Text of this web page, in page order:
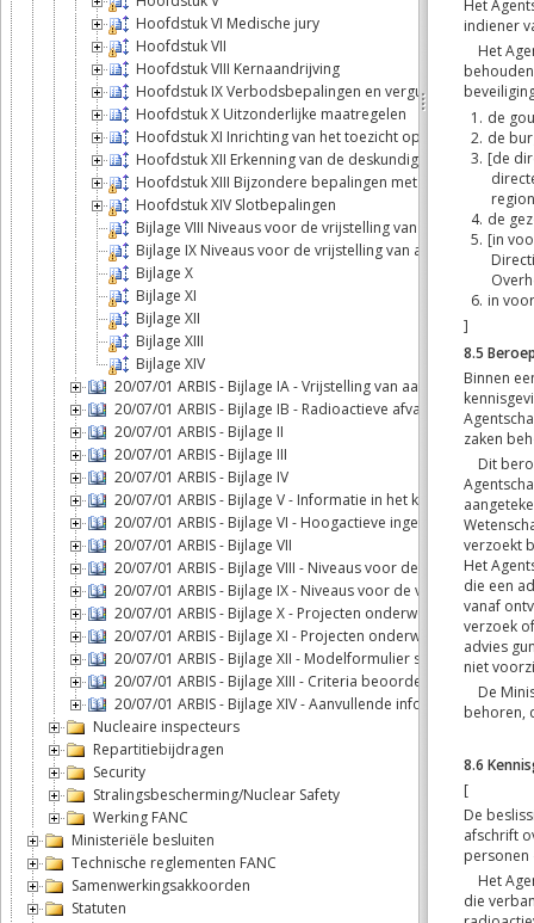
Hoofdstuk VI Medische jury
Hoofdstuk VII
Hoofdstuk VIII Kernaandrijving
Hoofdstuk IX Verbodsbepalingen en vergunningen
Hoofdstuk X Uitzonderlijke maatregelen
Hoofdstuk XI Inrichting van het toezicht op het
Hoofdstuk XII Erkenning van de deskundigen, de
Hoofdstuk XIII Bijzondere bepalingen met betrekking tot
Hoofdstuk XIV Slotbepalingen
Bijlage VIII Niveaus voor de vrijstelling van aangifte voor
Bijlage IX Niveaus voor de vrijstelling van aangifte voor
Bijlage X
Bijlage XI
Bijlage XII
Bijlage XIII
Bijlage XIV
20/07/01 ARBIS - Bijlage IA - Vrijstelling van aangifte
20/07/01 ARBIS - Bijlage IB - Radioactieve afvalstoffen:
20/07/01 ARBIS - Bijlage II
20/07/01 ARBIS - Bijlage III
20/07/01 ARBIS - Bijlage IV
20/07/01 ARBIS - Bijlage V - Informatie in het kader van de
20/07/01 ARBIS - Bijlage VI - Hoogactieve ingekapselde
20/07/01 ARBIS - Bijlage VII
20/07/01 ARBIS - Bijlage VIII - Niveaus voor de vrijstelling
20/07/01 ARBIS - Bijlage IX - Niveaus voor de vrijstelling van
20/07/01 ARBIS - Bijlage X - Projecten onderworpen aan
20/07/01 ARBIS - Bijlage XI - Projecten onderworpen aan
20/07/01 ARBIS - Bijlage XII - Modelformulier screeningsnota
20/07/01 ARBIS - Bijlage XIII - Criteria beoordeling screening
20/07/01 ARBIS - Bijlage XIV - Aanvullende informatie
Nucleaire inspecteurs
Repartitiebijdragen
Security
Stralingsbescherming/Nuclear Safety
Werking FANC
Ministeriële besluiten
Technische reglementen FANC
Samenwerkingsakkoorden
Statuten